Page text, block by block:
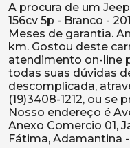
A procura de um Jeep
156cv 5p - Branco -
Meses de garantia.
km. Gostou deste
atendimento on-line
todas suas dúvidas
descomplicada,
(19)3408-1212, ou se
Nosso endereço é
Anexo Comercio 01,